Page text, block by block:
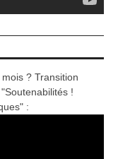
? Transition
!
: